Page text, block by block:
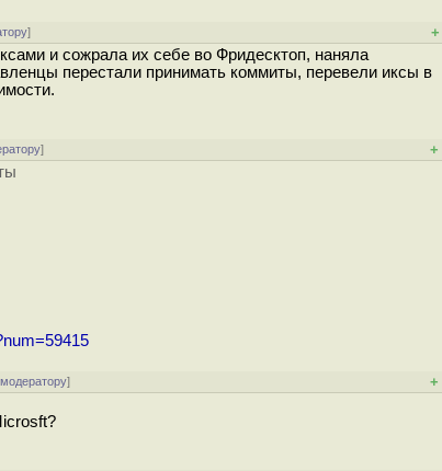
] +
и сожрала их себе во Фридесктоп, наняла
перестали принимать коммиты, перевели иксы в
] +
] +